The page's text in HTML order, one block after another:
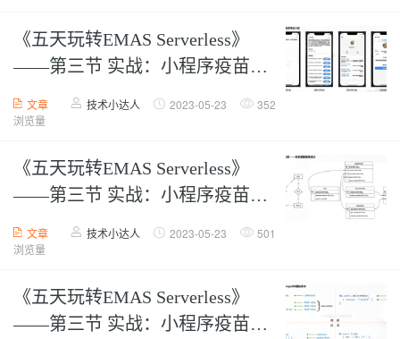
《五天玩转EMAS Serverless》
——第三节 实战：小程序疫苗预
约-框架搭建&数据库管理【上】
文章 技术小达人 2023-05-23
352
浏览量
《五天玩转EMAS Serverless》
——第三节 实战：小程序疫苗预
约-框架搭建&数据库管理【中】
文章 技术小达人 2023-05-23
501
浏览量
《五天玩转EMAS Serverless》
——第三节 实战：小程序疫苗预